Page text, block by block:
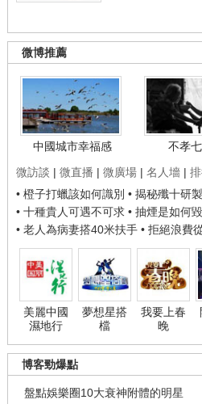
微博推薦
中國城市幸福感
不孝
微訪談 | 微直播 | 微廣場 | 名人墻 |
• 橙子打蠟該如何識別 • 揭秘殲十研
• 十種貴人可遇不可求 • 抽煙是如何
• 老人為病妻搭40米扶手 • 拒絕浪費
美麗中國
濕地行
夢想星搭
檔
我要上春
晚
博客勁爆點
盤點娛樂圈10大衰神附體的明星